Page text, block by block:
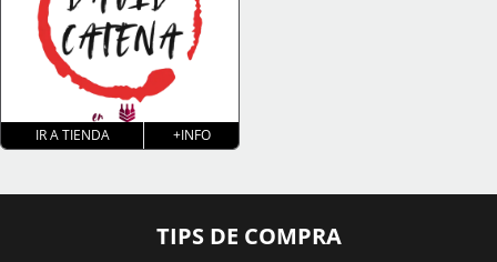
IR A TIENDA +INFO
TIPS DE COMPRA